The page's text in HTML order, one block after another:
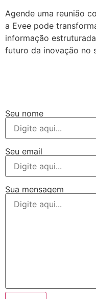
Agende uma reunião
a Evee pode
informação
futuro da inovação no
Seu nome
Seu email
Sua mensagem